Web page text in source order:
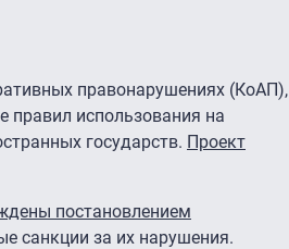
правонарушениях (КоАП),
использования на
государств. Проект
постановлением
санкции за их нарушения.